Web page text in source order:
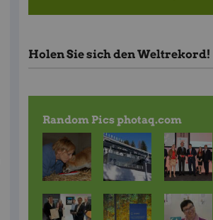
Holen Sie sich den Weltrekord!
Random Pics photaq.com